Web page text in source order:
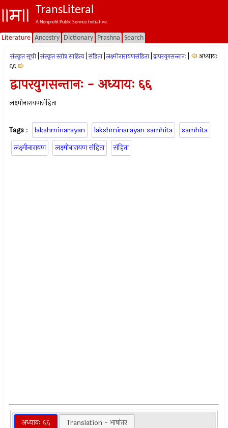
TransLiteral
A Nonprofit Public Service Initiative.
Literature Ancestry Dictionary Prashna Search
संस्कृत सूची संस्कृत स्तोत्र साहित्य संहिता लक्ष्मीनारायणसंहिता द्वापरयुगसन्तानः
अध्यायः
६६
द्वापरयुगसन्तानः - अध्यायः ६६
लक्ष्मीनारायणसंहिता
Tags : lakshminarayan lakshminarayan samhita
samhita
लक्ष्मीनारायण
लक्ष्मीनारायण संहिता संहिता
अध्यायः ६६ Translation - भाषांतर